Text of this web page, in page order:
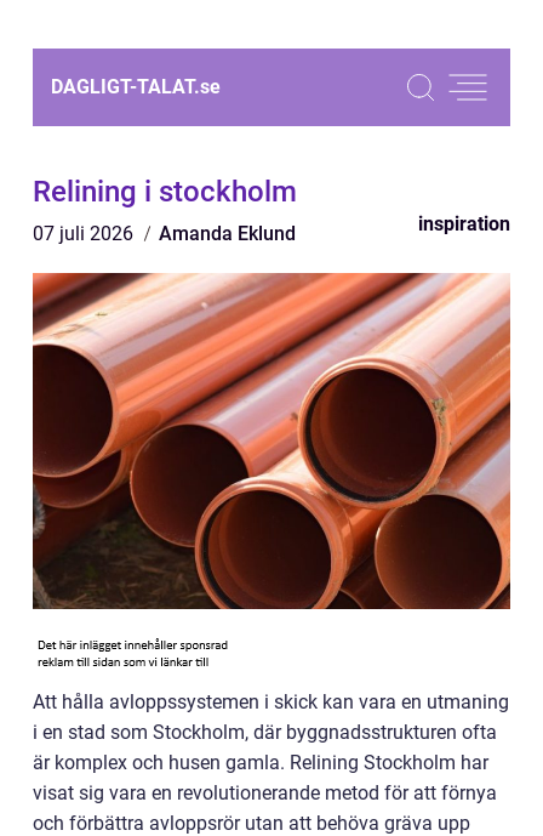
DAGLIGT-TALAT.se
Relining i stockholm
07 juli 2026 Amanda Eklund inspiration
Att hålla avloppssystemen i skick kan vara en utmaning
i en stad som Stockholm, där byggnadsstrukturen ofta
är komplex och husen gamla. Relining Stockholm har
visat sig vara en revolutionerande metod för att förnya
och förbättra avloppsrör utan att behöva gräva upp